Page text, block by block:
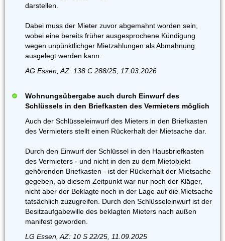
darstellen.
Dabei muss der Mieter zuvor abgemahnt worden sein,
wobei eine bereits früher ausgesprochene Kündigung
wegen unpünktlichger Mietzahlungen als Abmahnung
ausgelegt werden kann.
AG Essen, AZ: 138 C 288/25, 17.03.2026
Wohnungsübergabe auch durch Einwurf des
Schlüssels in den Briefkasten des Vermieters möglich
Auch der Schlüsseleinwurf des Mieters in den Briefkasten
des Vermieters stellt einen Rückerhalt der Mietsache dar.
Durch den Einwurf der Schlüssel in den Hausbriefkasten
des Vermieters - und nicht in den zu dem Mietobjekt
gehörenden Briefkasten - ist der Rückerhalt der Mietsache
gegeben, ab diesem Zeitpunkt war nur noch der Kläger,
nicht aber der Beklagte noch in der Lage auf die Mietsache
tatsächlich zuzugreifen. Durch den Schlüsseleinwurf ist der
Besitzaufgabewille des beklagten Mieters nach außen
manifest geworden.
LG Essen, AZ: 10 S 22/25, 11.09.2025